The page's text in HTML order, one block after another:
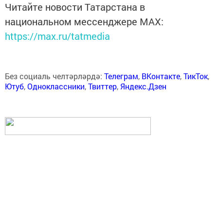
Читайте новости Татарстана в
национальном мессенджере MАХ:
https://max.ru/tatmedia
Без социаль челтәрләрдә: Телеграм, ВКонтакте,ТикТок,
Ютуб,Одноклассники,Твиттер, Яндекс.Дзен